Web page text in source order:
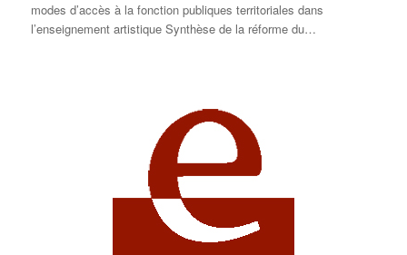
modes d’accès à la fonction publiques territoriales dans
l’enseignement artistique Synthèse de la réforme du…